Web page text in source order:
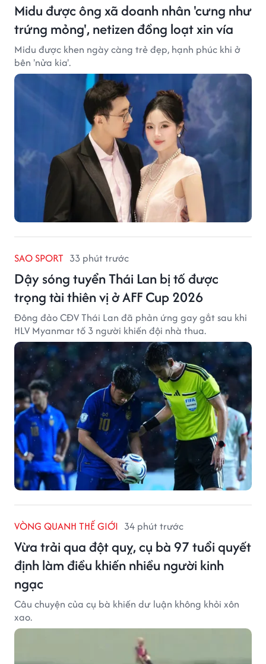
Midu được ông xã doanh nhân 'cưng như
trứng mỏng', netizen đồng loạt xin vía
Midu được khen ngày càng trẻ đẹp, hạnh phúc khi ở
bên 'nửa kia'.
SAO SPORT 33 phút trước
Dậy sóng tuyển Thái Lan bị tố được
trọng tài thiên vị ở AFF Cup 2026
Đông đảo CĐV Thái Lan đã phản ứng gay gắt sau khi
HLV Myanmar tố 3 người khiến đội nhà thua.
VÒNG QUANH THẾ GIỚI 34 phút trước
Vừa trải qua đột quỵ, cụ bà 97 tuổi quyết
định làm điều khiến nhiều người kinh
ngạc
Câu chuyện của cụ bà khiến dư luận không khỏi xôn
xao.